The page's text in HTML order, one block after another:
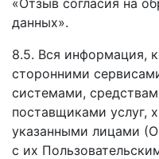
данных».
8.5. Вся информация,
сторонними
системами,
поставщиками услуг,
указанными лицами
с их